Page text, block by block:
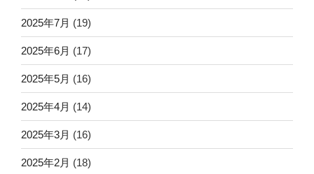
2025年7月 (19)
2025年6月 (17)
2025年5月 (16)
2025年4月 (14)
2025年3月 (16)
2025年2月 (18)